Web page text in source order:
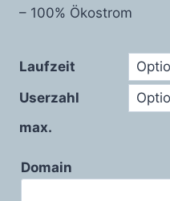
– 100% Ökostrom
Laufzeit
Userzahl
max.
Domain